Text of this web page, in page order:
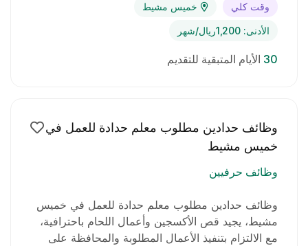
وقت كلي خميس مشيط
الأدنى: 1,200ريال/شهر
30 الأيام المتبقية للتقديم
وظائف حدادين مطلوب معلم حدادة للعمل في
خميس مشيط
وظائف حرفيين
وظائف حدادين مطلوب معلم حدادة للعمل في خميس
مشيط، يجيد قص الأكسجين وأعمال اللحام باحترافية،
مع الالتزام بتنفيذ الأعمال المطلوبة والمحافظة على